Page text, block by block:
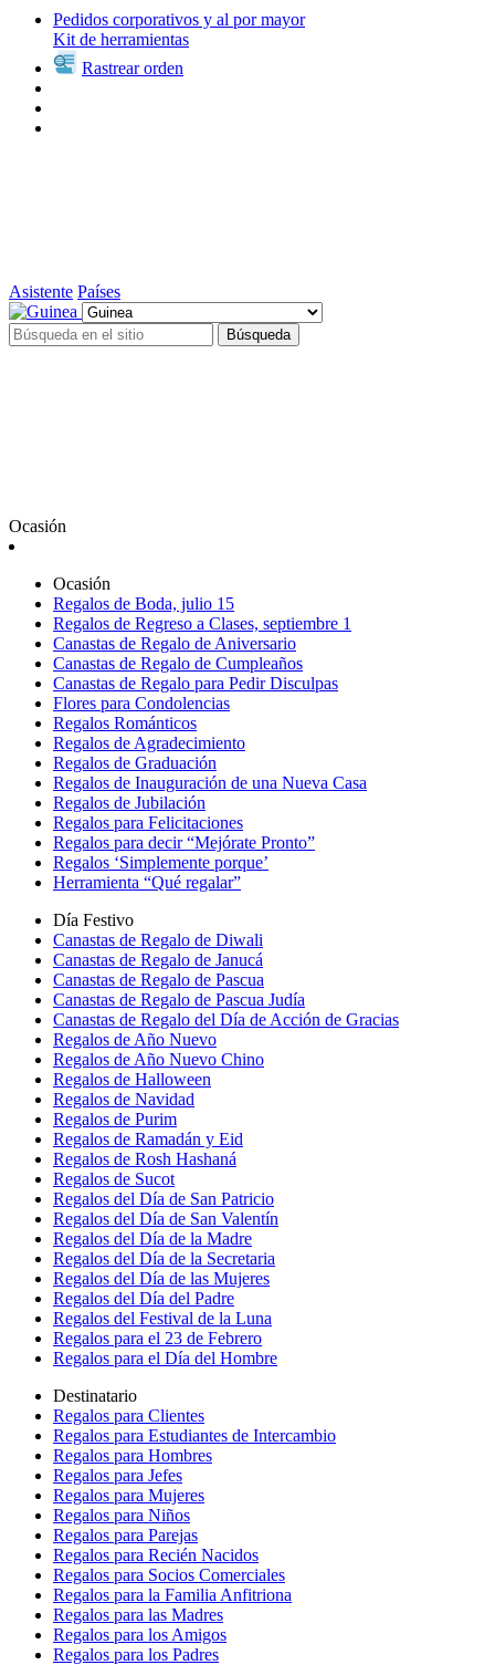
Pedidos corporativos y al por mayor
Kit de herramientas
Rastrear orden
Asistente Países
Búsqueda
Ocasión
Ocasión
Regalos de Boda, julio 15
Regalos de Regreso a Clases, septiembre 1
Canastas de Regalo de Aniversario
Canastas de Regalo de Cumpleaños
Canastas de Regalo para Pedir Disculpas
Flores para Condolencias
Regalos Románticos
Regalos de Agradecimiento
Regalos de Graduación
Regalos de Inauguración de una Nueva Casa
Regalos de Jubilación
Regalos para Felicitaciones
Regalos para decir “Mejórate Pronto”
Regalos ‘Simplemente porque’
Herramienta “Qué regalar”
Día Festivo
Canastas de Regalo de Diwali
Canastas de Regalo de Janucá
Canastas de Regalo de Pascua
Canastas de Regalo de Pascua Judía
Canastas de Regalo del Día de Acción de Gracias
Regalos de Año Nuevo
Regalos de Año Nuevo Chino
Regalos de Halloween
Regalos de Navidad
Regalos de Purim
Regalos de Ramadán y Eid
Regalos de Rosh Hashaná
Regalos de Sucot
Regalos del Día de San Patricio
Regalos del Día de San Valentín
Regalos del Día de la Madre
Regalos del Día de la Secretaria
Regalos del Día de las Mujeres
Regalos del Día del Padre
Regalos del Festival de la Luna
Regalos para el 23 de Febrero
Regalos para el Día del Hombre
Destinatario
Regalos para Clientes
Regalos para Estudiantes de Intercambio
Regalos para Hombres
Regalos para Jefes
Regalos para Mujeres
Regalos para Niños
Regalos para Parejas
Regalos para Recién Nacidos
Regalos para Socios Comerciales
Regalos para la Familia Anfitriona
Regalos para las Madres
Regalos para los Amigos
Regalos para los Padres